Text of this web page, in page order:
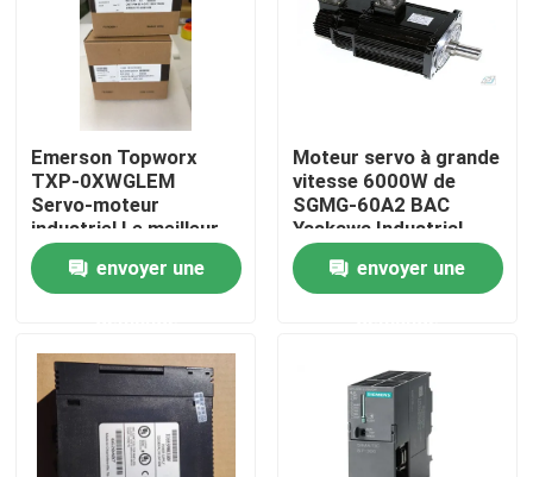
Maison
Emerson Topworx
TXP-0XWGLEM
Servo-moteur
industriel Le meilleur
prix
envoyer une
Moteur servo à grande
vitesse 6000W de
SGMG-60A2 BAC
Yaskawa Industrial
Servo Motor
envoyer une